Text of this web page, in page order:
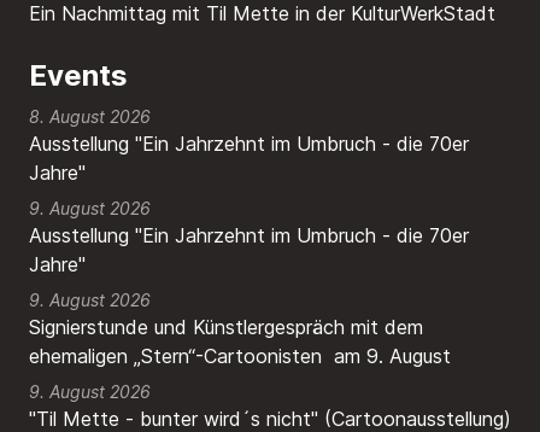
Ein Nachmittag mit Til Mette in der KulturWerkStadt
Events
8. August 2026
Ausstellung "Ein Jahrzehnt im Umbruch - die 70er
Jahre"
9. August 2026
Ausstellung "Ein Jahrzehnt im Umbruch - die 70er
Jahre"
9. August 2026
Signierstunde und Künstlergespräch mit dem
ehemaligen „Stern“-Cartoonisten am 9. August
9. August 2026
"Til Mette - bunter wird´s nicht" (Cartoonausstellung)